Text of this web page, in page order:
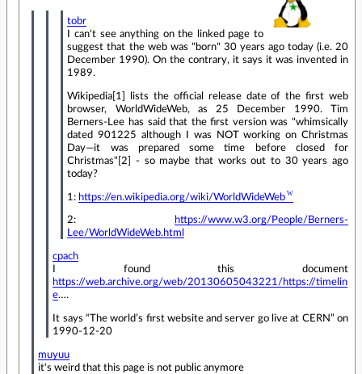
tobr
I can't see anything on the linked page to
suggest that the web was "born" 30 years ago today (i.e. 20
December 1990). On the contrary, it says it was invented in
1989.
Wikipedia[1] lists the official release date of the first web
browser, WorldWideWeb, as 25 December 1990. Tim
Berners-Lee has said that the first version was "whimsically
dated 901225 although I was NOT working on Christmas
Day—it was prepared some time before closed for
Christmas"[2] - so maybe that works out to 30 years ago
today?
1: https://en.wikipedia.org/wiki/WorldWideWeb
2:
https://www.w3.org/People/Berners-
Lee/WorldWideWeb.html
cpach
I found this document
https://web.archive.org/web/20130605043221/https://timelin
e….
It says “The world’s first website and server go live at CERN” on
1990-12-20
muyuu
it's weird that this page is not public anymore